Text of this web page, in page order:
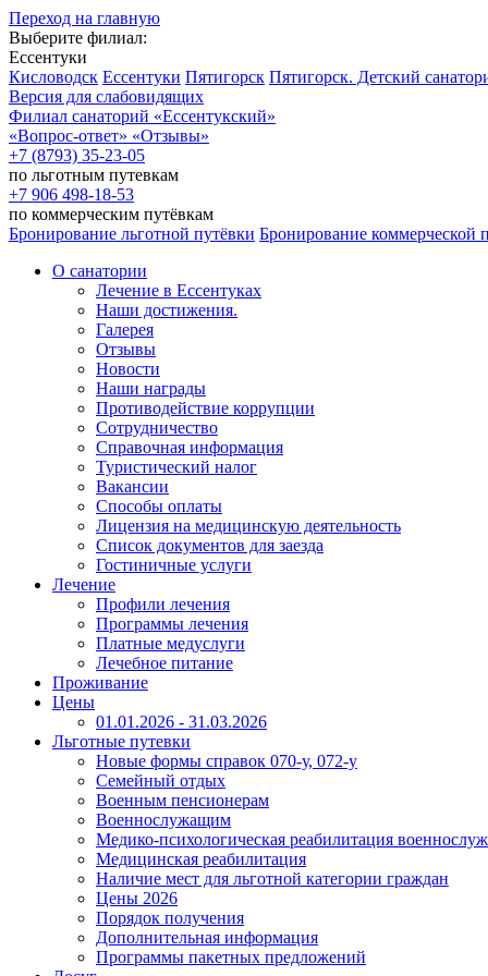
Переход на главную
Выберите филиал:
Ессентуки
Кисловодск Ессентуки Пятигорск Пятигорск. Детский
Версия для слабовидящих
Филиал санаторий «Ессентукский»
«Вопрос-ответ» «Отзывы»
+7 (8793) 35-23-05
по льготным путевкам
+7 906 498-18-53
по коммерческим путёвкам
Бронирование льготной путёвки Бронирование коммерческой
О санатории
Лечение в Ессентуках
Наши достижения.
Галерея
Отзывы
Новости
Наши награды
Противодействие коррупции
Сотрудничество
Справочная информация
Туристический налог
Вакансии
Способы оплаты
Лицензия на медицинскую деятельность
Список документов для заезда
Гостиничные услуги
Лечение
Профили лечения
Программы лечения
Платные медуслуги
Лечебное питание
Проживание
Цены
01.01.2026 - 31.03.2026
Льготные путевки
Новые формы справок 070-у, 072-у
Семейный отдых
Военным пенсионерам
Военнослужащим
Медико-психологическая реабилитация
Медицинская реабилитация
Наличие мест для льготной категории граждан
Цены 2026
Порядок получения
Дополнительная информация
Программы пакетных предложений